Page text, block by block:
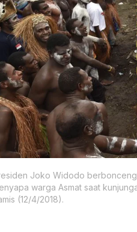
Joko Widodo
warga Asmat saat
(12/4/2018).